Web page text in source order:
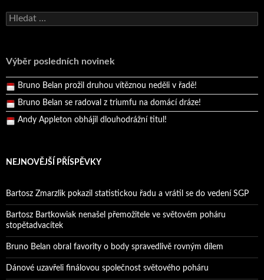
Vyhledávání
Výběr posledních novinek
Bruno Belan se radoval z triumfu na domácí dráze!
Pražský přebor neskrblil překvapeními!
Bruno Belan prožil druhou vítěznou neděli v řadě!
Bruno Belan se radoval z triumfu na domácí dráze!
Andy Appleton obhájil dlouhodrážní titul!
NEJNOVĚJŠÍ PŘÍSPĚVKY
Bartosz Zmarzlik pokazil statistickou řadu a vrátil se do vedení SGP
Bartosz Bartkowiak nenašel přemožitele ve světovém poháru
stopětadvacítek
Bruno Belan obral favority o body spravedlivě rovným dílem
Dánové uzavřeli finálovou společnost světového poháru